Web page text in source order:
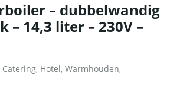
– dubbelwandig
– 14,3 liter – 230V –
Catering, Hotel, Warmhouden,